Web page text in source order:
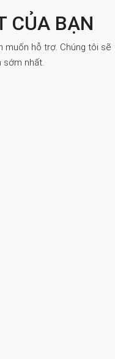
CỦA BẠN
muốn hỗ trợ. Chúng tôi sẽ
sớm nhất.